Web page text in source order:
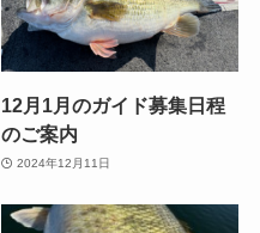
12月1月のガイド募集日程
のご案内
2024年12月11日